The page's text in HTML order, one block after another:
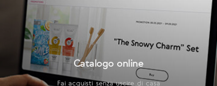
Catalogo online
Fai acquisti senza uscire di casa